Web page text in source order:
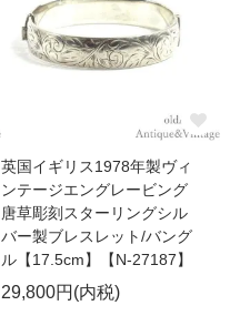
英国イギリス1978年製ヴィ
ンテージエングレービング
唐草彫刻スターリングシル
バー製ブレスレット/バング
ル【17.5cm】【N-27187】
29,800円(内税)